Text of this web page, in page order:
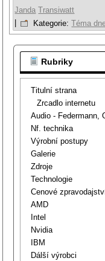
Janda Transiwatt
Kategorie:Téma
Rubriky
Titulní strana
Zrcadlo internetu
Audio - Federmann,
Nf. technika
Výrobní postupy
Galerie
Zdroje
Technologie
Cenové
AMD
Intel
Nvidia
IBM
Dálší výrobci